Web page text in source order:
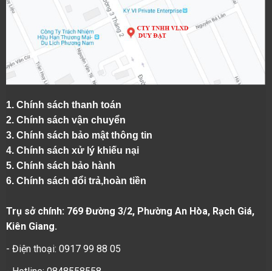
1. Chính sách thanh toán
2. Chính sách vận chuyển
3. Chính sách bảo mật thông tin
4. Chính sách xử lý khiếu nại
5. Chính sách bảo hành
6. Chính sách đổi trả,hoàn tiền
Trụ sở chính: 769 Đường 3/2, Phường An Hòa, Rạch Giá,
Kiên Giang.
- Điện thoại: 0917 99 88 05